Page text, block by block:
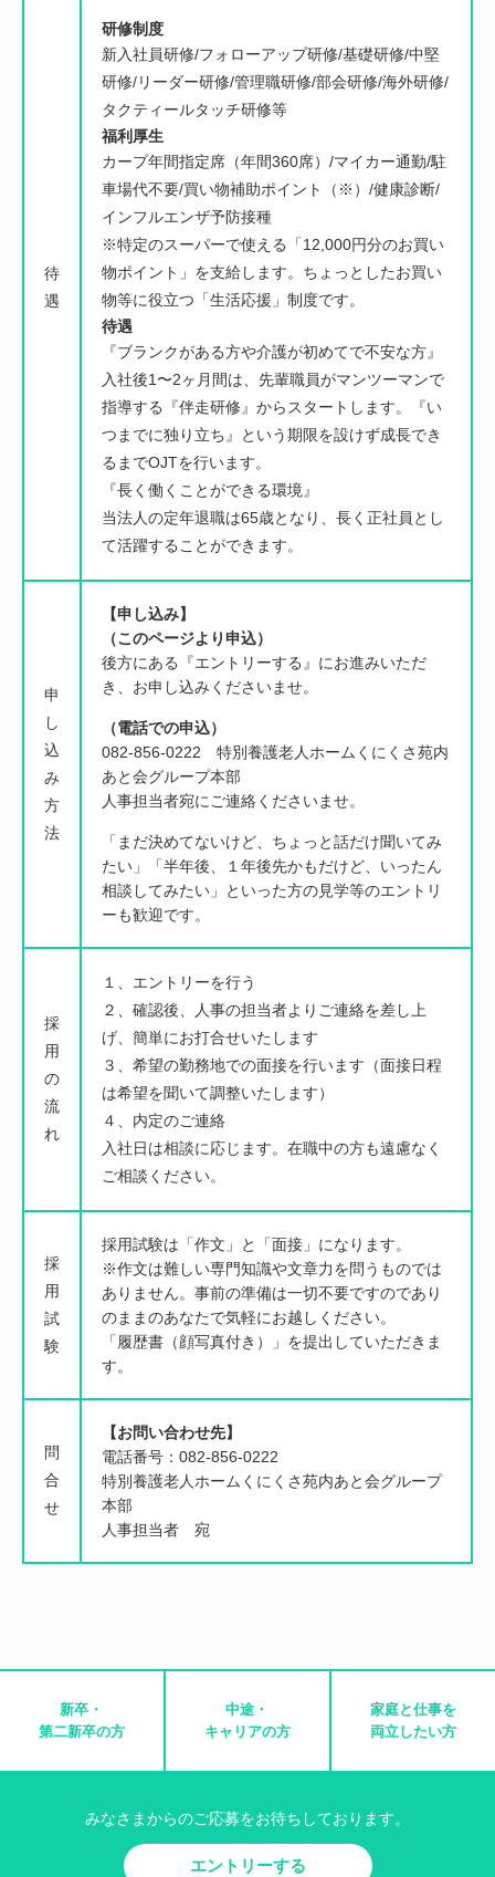
待
遇
研修制度
新入社員研修/フォローアップ研修/基礎研修/中堅
研修/リーダー研修/管理職研修/部会研修/海外研修/
タクティールタッチ研修等
福利厚生
カープ年間指定席（年間360席）/マイカー通勤/駐
車場代不要/買い物補助ポイント（※）/健康診断/
インフルエンザ予防接種
※特定のスーパーで使える「12,000円分のお買い
物ポイント」を支給します。ちょっとしたお買い
物等に役立つ「生活応援」制度です。
待遇
『ブランクがある方や介護が初めてで不安な方』
入社後1〜2ヶ月間は、先輩職員がマンツーマンで
指導する『伴走研修』からスタートします。『い
つまでに独り立ち』という期限を設けず成長でき
るまでOJTを行います。
『長く働くことができる環境』
当法人の定年退職は65歳となり、長く正社員とし
て活躍することができます。
申
し
込
み
方
法
【申し込み】
（このページより申込）
後方にある『エントリーする』にお進みいただ
き、お申し込みくださいませ。
（電話での申込）
082-856-0222 特別養護老人ホームくにくさ苑内
あと会グループ本部
人事担当者宛にご連絡くださいませ。
「まだ決めてないけど、ちょっと話だけ聞いてみ
たい」「半年後、１年後先かもだけど、いったん
相談してみたい」といった方の見学等のエントリ
ーも歓迎です。
採
用
の
流
れ
１、エントリーを行う
２、確認後、人事の担当者よりご連絡を差し上
げ、簡単にお打合せいたします
３、希望の勤務地での面接を行います（面接日程
は希望を聞いて調整いたします）
４、内定のご連絡
入社日は相談に応じます。在職中の方も遠慮なく
ご相談ください。
採
用
試
験
採用試験は「作文」と「面接」になります。
※作文は難しい専門知識や文章力を問うものでは
ありません。事前の準備は一切不要ですのであり
のままのあなたで気軽にお越しください。
「履歴書（顔写真付き）」を提出していただきま
す。
問
合
せ
【お問い合わせ先】
電話番号：082-856-0222
特別養護老人ホームくにくさ苑内あと会グループ
本部
人事担当者 宛
新卒・
第二新卒の方
中途・
キャリアの方
家庭と仕事を
両立したい方
みなさまからのご応募をお待ちしております。
エントリーする